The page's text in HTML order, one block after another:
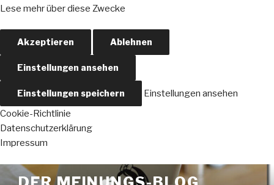
Lese mehr über diese Zwecke
Akzeptieren Ablehnen
Einstellungen ansehen
Einstellungen speichern
Einstellungen ansehen
Cookie-Richtlinie
Datenschutzerklärung
Impressum
Zum